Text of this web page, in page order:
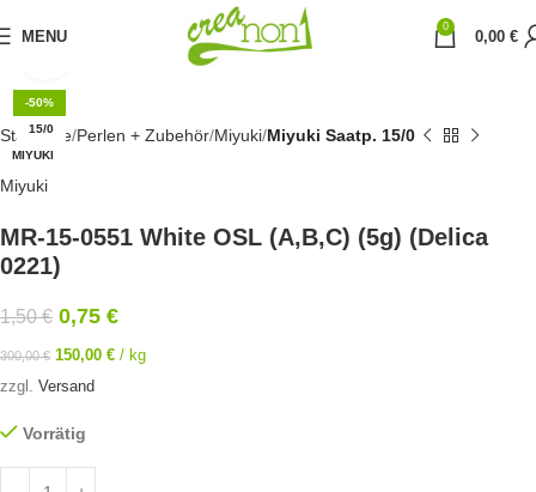
MENU
0
0,00 €
-50%
15/0
MIYUKI
Startseite Perlen + Zubehör Miyuki Miyuki Saatp. 15/0
Miyuki
MR-15-0551 White OSL (A,B,C) (5g) (Delica
0221)
1,50€ 0,75 €
300,00€ 150,00 € / kg
zzgl. Versand
Vorrätig